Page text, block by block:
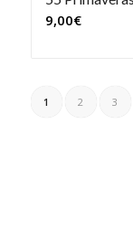
9,00€
1 2 3